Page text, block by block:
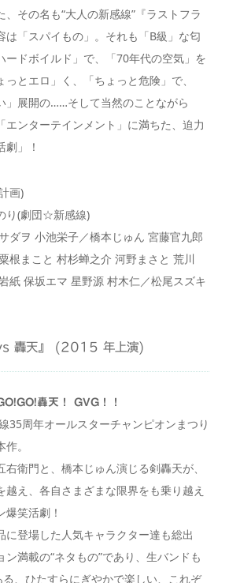
その名も“大人の新感線”『ラストフラ
は「スパイもの」。それも「B級」な匂
ードボイルド」で、「70年代の空気」を
とエロ」く、「ちょっと危険」で、
」展開の……そして当然のことながら
エンターテインメント」に満ちた、迫力
」！
画)
り(劇団☆新感線)
ダヲ 小池栄子／橋本じゅん 宮藤官九郎
根まこと 村杉蝉之介 河野まさと 荒川
紙 保坂エマ 星野源 村木仁／松尾スズキ
vs 轟天』 (2015 年上演)
轟天！ GVG！！
35周年オールスターチャンピオンまつり
。
衛門と、橋本じゅん演じる剣轟天が、
え、各自さまざまな限界をも乗り越え
笑活劇！
に登場した人気キャラクター達も総出
満載の“ネタもの”であり、生バンドも
る、ひたすらにぎやかで楽しい、これぞ